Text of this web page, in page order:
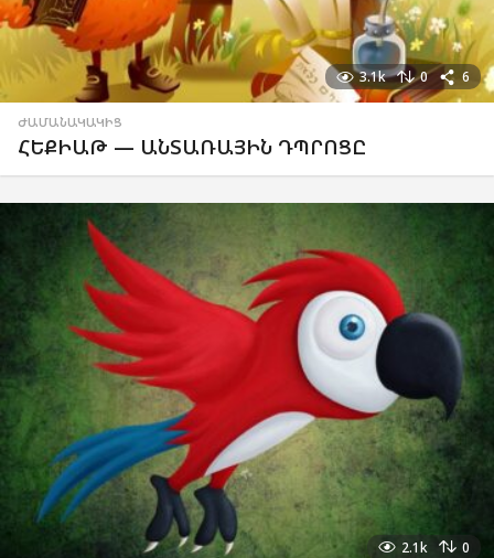
3.1k 0 6
ԺԱՄԱՆԱԿԱԿԻՑ
ՀԵՔԻԱԹ — ԱՆՏԱՌԱՅԻՆ ԴՊՐՈՑԸ
2.1k 0